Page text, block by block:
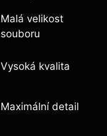
Malá velikost
souboru
Vysoká kvalita
Maximální detail